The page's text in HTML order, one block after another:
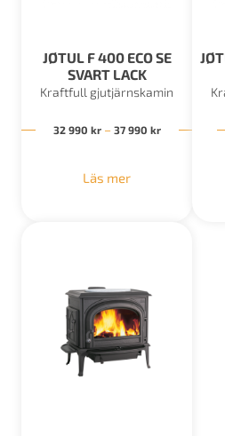
JØTUL F 400 ECO SE
SVART LACK
Kraftfull gjutjärnskamin
32 990 kr – 37 990 kr
Läs mer